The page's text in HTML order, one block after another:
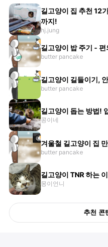
길고양이 집 추천 12
까지!
hj.jung
길고양이 밥 주기 -
butter pancake
길고양이 길들이기,
butter pancake
길고양이 돕는 방법!
콩이네
겨울철 길고양이 집
butter pancake
길고양이 TNR 하는
몽이언니
추천 콘